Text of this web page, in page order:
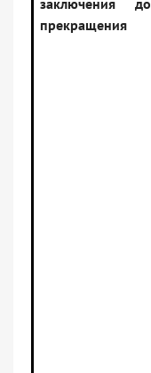
заключения до
прекращения